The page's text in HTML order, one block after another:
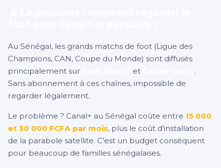
Au Sénégal, les grands matchs de foot (Ligue des
Champions, CAN, Coupe du Monde) sont diffusés
principalement sur
et
.
Sans abonnement à ces chaînes, impossible de
regarder légalement.
Le problème ? Canal+ au Sénégal coûte entre 15 000
et 30 000 FCFA par mois, plus le coût d'installation
de la parabole satellite. C'est un budget conséquent
pour beaucoup de familles sénégalaises.